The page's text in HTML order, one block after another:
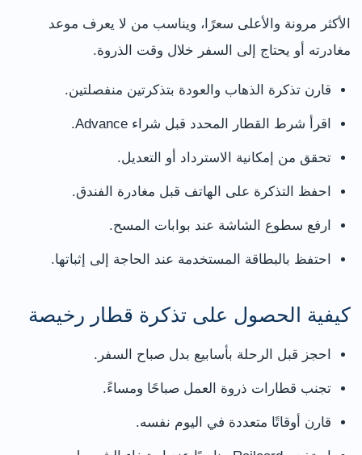
الأكثر مرونة والأعلى سعرًا، ويناسب من لا يعرف موعد
مغادرته أو يحتاج إلى السفر خلال وقت الذروة.
قارن تذكرة الذهاب والعودة بتذكرتين منفصلتين.
اقرأ شرط القطار المحدد قبل شراء Advance.
تحقق من إمكانية الاسترداد أو التعديل.
احفظ التذكرة على الهاتف قبل مغادرة الفندق.
ارفع سطوع الشاشة عند بوابات المسح.
احتفظ بالبطاقة المستخدمة عند الحاجة إلى إثباتها.
كيفية الحصول على تذكرة قطار رخيصة
احجز قبل الرحلة بأسابيع بدل صباح السفر.
تجنب قطارات ذروة العمل صباحًا ومساءً.
قارن أوقاتًا متعددة في اليوم نفسه.